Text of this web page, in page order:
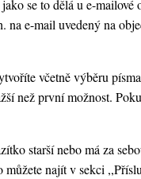
se to dělá u e-mailové
e-mail uvedený na
včetně výběru
než první možnost.
starší nebo má za
najít v sekci